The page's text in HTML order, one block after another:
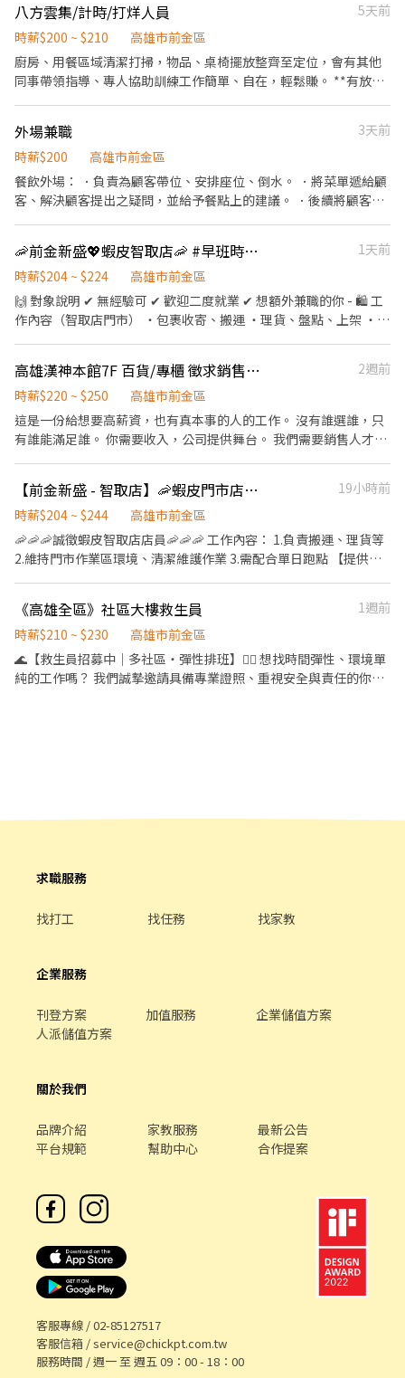
時數越多，時薪越高) 🌸休假制度🌸 排休制 (一周排班至少四天，假
日需可配合排班) 🌸上班地點🌸 高雄市前金區 成功一路266之1號
(漢神百貨) ▁▁▁▁▁▁▁▁▁▁▁▁▁▁▁▁▁▁▁ 🚨預約面試
♡快速安排👉https://lin.ee/OUI2Tm1 ♡截圖職缺文♡私訊留下 ⌜
職免收費❌絕無詐騙
八方雲集/計時/打烊人員
5天前
時薪$200 ~ $210
高雄市前金區
廚房、用餐區域清潔打掃，物品、桌椅擺放整齊至定位，會有其他
同事帶領指導、專人協助訓練工作簡單、自在，輕鬆賺。 **有放鳥
外場兼職
3天前
時薪$200
高雄市前金區
餐飲外場： ．負責為顧客帶位、安排座位、倒水。 ．將菜單遞給顧
客、解決顧客提出之疑問，並給予餐點上的建議。 ．後續將顧客點
負責結帳、收銀等工作。
🦐前金新盛💖蝦皮智取店🦐 #早班時薪 #晚班時薪 #完整教育訓練
1天前
時薪$204 ~ $224
高雄市前金區
🙌 對象說明 ✔ 無經驗可 ✔ 歡迎二度就業 ✔ 想額外兼職的你 - 🛍 工
作內容（智取店門市） ・包裹收寄、搬運 ・理貨、盤點、上架 ・維
教育訓練&實體實習，皆有計薪 - 📍 班別說明 🔹 早班兼職： 🕖 早
班：07:00–12:00 （可彈性於 07:00–08:30 間到班） - 🔹 晚班兼
職： 🌙 晚班：17:30–22:30 (需六日兩天+平日至少2天，可於17:30
- 22:30排班) - 每日會安排 3–6 間門市（依區域與貨量調整） - 💰 薪
完整線上／實體教育訓練 ・實體門市實習與考核 👉 訓練與實習期
間皆有計薪 - 立即應徵:加賴@759vflwo 電話:02-6636-2428#306
高雄漢神本館7F 百貨/專櫃 徵求銷售人員 早晚班
2週前
時薪$220 ~ $250
高雄市前金區
這是一份給想要高薪資，也有真本事的人的工作。 沒有誰選誰，只
有誰能滿足誰。 你需要收入，公司提供舞台。 我們需要銷售人才，
到的許多成功人士，背後都離不開銷售能力、人際能力、成交能
力。 我們品牌來自澳洲直營在台，因此採用與澳洲相同的觀念： 時
薪制 + 獎金制 因為我們認為，時間值得被尊重，能力更值得被獎
勵。 這不是一份機器式工作。 這是一份需要腦力、口才、邏輯、熱
自己改變收入的人生態度 那你非常有機會在這裡，靠最強獎金制
度， 在一年內賺到人生第一桶金，甚至第二桶金。 收入沒有上限，
很多， 敢挑戰高收入的人不多。 你是哪一種？ 下列為個人底薪+獎
金的方案 個人每月業績未達30萬抽1% 個人每月業績達30萬起抽
績達標60萬，下個月時薪增加40元 當月個人業績達標70萬，下個月
萬，下個月時薪增加80元 當月個人業績達標超過100萬，下個月時
品牌，從纖維到成品都是100%澳洲當地手工製造，所以完全可以實
標準也是全世界最嚴格的，而在這樣嚴格條件下所製造出來的防曬
【前金新盛 - 智取店】🦐蝦皮門市店員✨ #薪資高 #快速上工 #完整職訓
19小時前
時薪$204 ~ $244
高雄市前金區
🦐🦐🦐誠徵蝦皮智取店店員🦐🦐🦐 工作內容： 1.負責搬運、理貨等
2.維持門市作業區環境、清潔維護作業 3.需配合單日跑點 【提供完
($244)✨ （詳細上班時間如下） ＝＝＝＝＝＝＝＝＝＝＝＝＝＝＝
＝＝＝＝ 早班時薪：07:00-12:00（可彈性調整"上班時間"最晚從
08:30開始，預計排班3-5小時） 晚班時薪：18:30-22:30 夜班時
薪：23:30-03:30 (一週排班約3～4天)
《高雄全區》社區大樓救生員
1週前
時薪$210 ~ $230
高雄市前金區
🌊【救生員招募中｜多社區・彈性排班】🏊‍♂️ 想找時間彈性、環境單
純的工作嗎？ 我們誠摯邀請具備專業證照、重視安全與責任的你加
求職服務
找打工 找任務 找家教
企業服務
刊登方案 加值服務
企業儲值方案
人派儲值方案
關於我們
品牌介紹 家教服務
最新公告
平台規範
幫助中心 合作提案
客服專線 /02-85127517
客服信箱 /service@chickpt.com.tw
服務時間 / 週一 至 週五 09：00 - 18：00